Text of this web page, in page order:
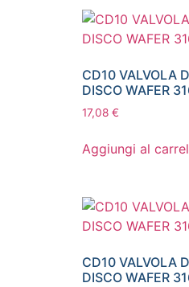
CD10 VALVOLA
DISCO WAFER
17,08 €
Aggiungi al
CD10 VALVOLA
DISCO WAFER